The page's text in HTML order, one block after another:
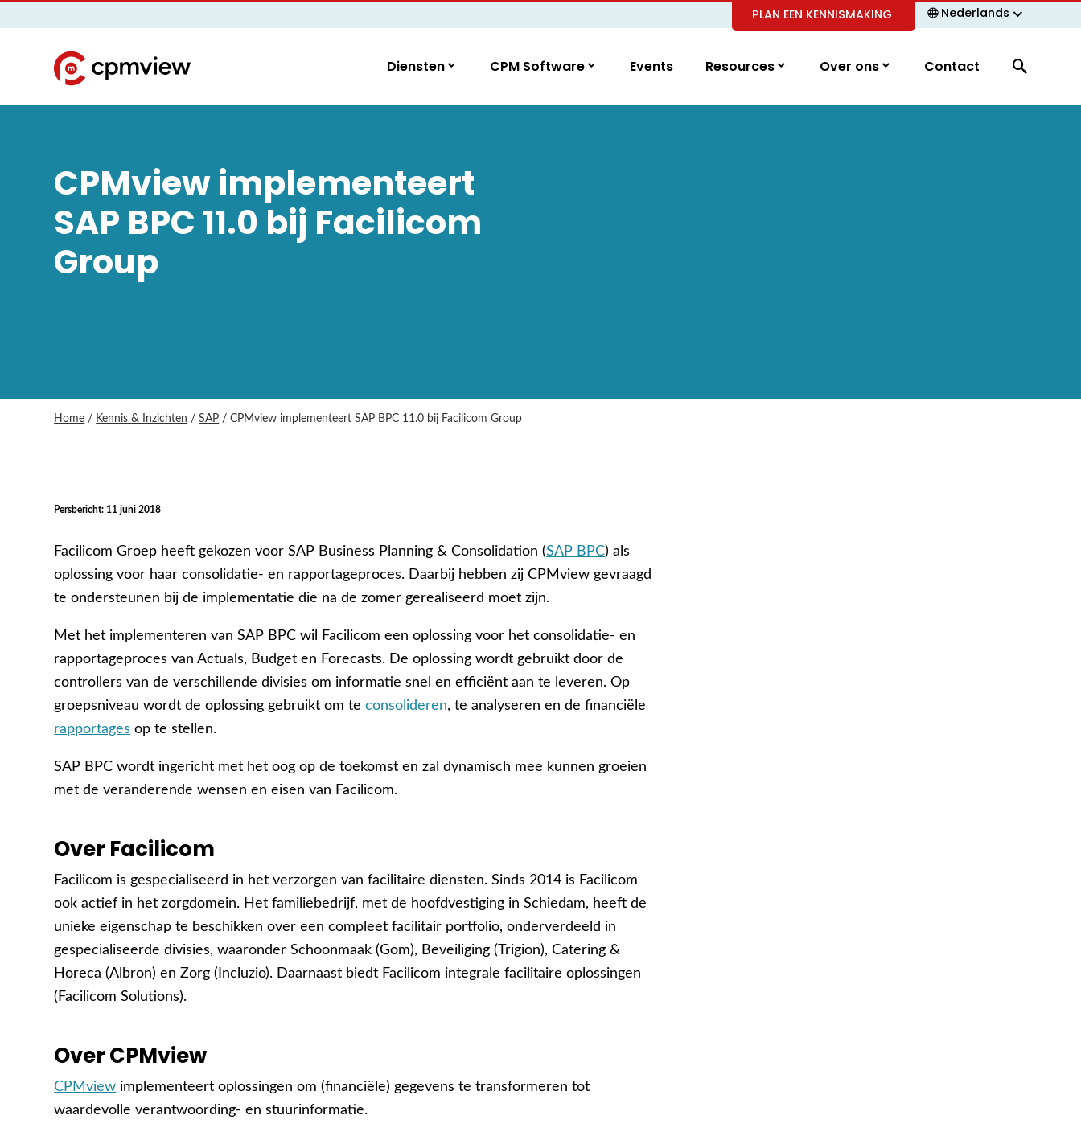
PLAN EEN KENNISMAKING Nederlands
Diensten CPM Software Events Resources Over ons Contact
CPMview implementeert
SAP BPC 11.0 bij Facilicom
Group
Home / Kennis & Inzichten /SAP /CPMview implementeert SAP BPC 11.0 bij Facilicom Group
Persbericht: 11 juni 2018
Facilicom Groep heeft gekozen voor SAP Business Planning & Consolidation (SAP BPC) als
oplossing voor haar consolidatie- en rapportageproces. Daarbij hebben zij CPMview gevraagd
te ondersteunen bij de implementatie die na de zomer gerealiseerd moet zijn.
Met het implementeren van SAP BPC wil Facilicom een oplossing voor het consolidatie- en
rapportageproces van Actuals, Budget en Forecasts. De oplossing wordt gebruikt door de
controllers van de verschillende divisies om informatie snel en efficiënt aan te leveren. Op
groepsniveau wordt de oplossing gebruikt om teconsolideren, te analyseren en de financiële
rapportages op te stellen.
SAP BPC wordt ingericht met het oog op de toekomst en zal dynamisch mee kunnen groeien
met de veranderende wensen en eisen van Facilicom.
Over Facilicom
Facilicom is gespecialiseerd in het verzorgen van facilitaire diensten. Sinds 2014 is Facilicom
ook actief in het zorgdomein. Het familiebedrijf, met de hoofdvestiging in Schiedam, heeft de
unieke eigenschap te beschikken over een compleet facilitair portfolio, onderverdeeld in
gespecialiseerde divisies, waaronder Schoonmaak (Gom), Beveiliging (Trigion), Catering &
Horeca (Albron) en Zorg (Incluzio). Daarnaast biedt Facilicom integrale facilitaire oplossingen
(Facilicom Solutions).
Over CPMview
CPMview implementeert oplossingen om (financiële) gegevens te transformeren tot
waardevolle verantwoording- en stuurinformatie.